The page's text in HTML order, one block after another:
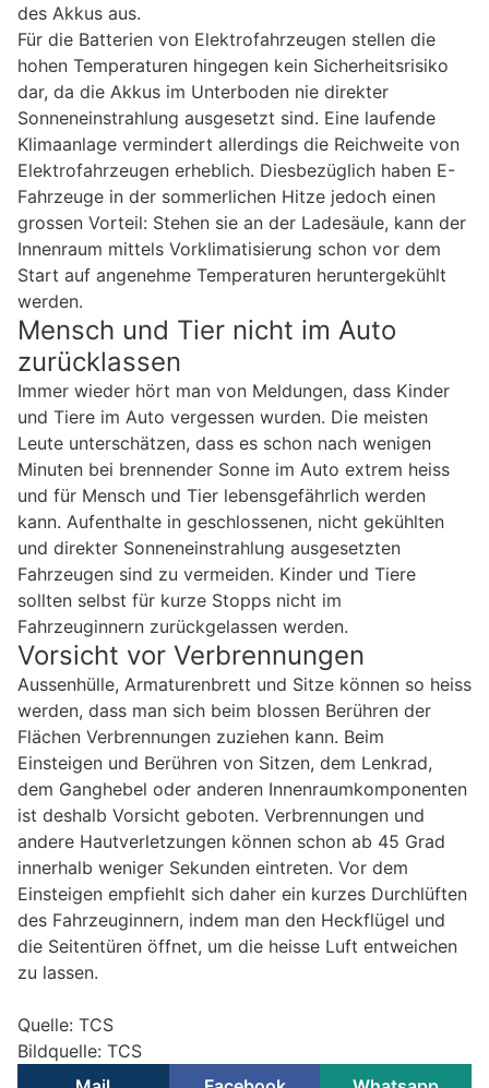
des Akkus aus.
Für die Batterien von Elektrofahrzeugen stellen die
hohen Temperaturen hingegen kein Sicherheitsrisiko
dar, da die Akkus im Unterboden nie direkter
Sonneneinstrahlung ausgesetzt sind. Eine laufende
Klimaanlage vermindert allerdings die Reichweite von
Elektrofahrzeugen erheblich. Diesbezüglich haben E-
Fahrzeuge in der sommerlichen Hitze jedoch einen
grossen Vorteil: Stehen sie an der Ladesäule, kann der
Innenraum mittels Vorklimatisierung schon vor dem
Start auf angenehme Temperaturen heruntergekühlt
werden.
Mensch und Tier nicht im Auto
zurücklassen
Immer wieder hört man von Meldungen, dass Kinder
und Tiere im Auto vergessen wurden. Die meisten
Leute unterschätzen, dass es schon nach wenigen
Minuten bei brennender Sonne im Auto extrem heiss
und für Mensch und Tier lebensgefährlich werden
kann. Aufenthalte in geschlossenen, nicht gekühlten
und direkter Sonneneinstrahlung ausgesetzten
Fahrzeugen sind zu vermeiden. Kinder und Tiere
sollten selbst für kurze Stopps nicht im
Fahrzeuginnern zurückgelassen werden.
Vorsicht vor Verbrennungen
Aussenhülle, Armaturenbrett und Sitze können so heiss
werden, dass man sich beim blossen Berühren der
Flächen Verbrennungen zuziehen kann. Beim
Einsteigen und Berühren von Sitzen, dem Lenkrad,
dem Ganghebel oder anderen Innenraumkomponenten
ist deshalb Vorsicht geboten. Verbrennungen und
andere Hautverletzungen können schon ab 45 Grad
innerhalb weniger Sekunden eintreten. Vor dem
Einsteigen empfiehlt sich daher ein kurzes Durchlüften
des Fahrzeuginnern, indem man den Heckflügel und
die Seitentüren öffnet, um die heisse Luft entweichen
zu lassen.
Quelle: TCS
Bildquelle: TCS